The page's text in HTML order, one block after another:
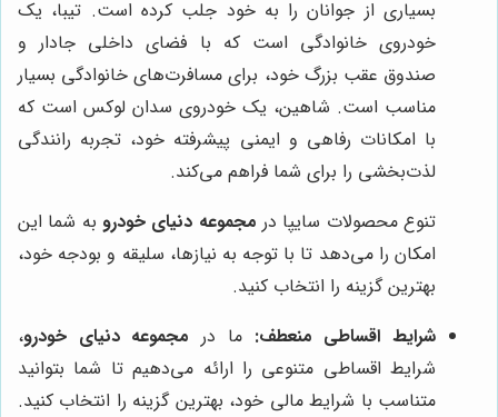
بسیاری از جوانان را به خود جلب کرده است. تیبا، یک
خودروی خانوادگی است که با فضای داخلی جادار و
صندوق عقب بزرگ خود، برای مسافرت‌های خانوادگی بسیار
مناسب است. شاهین، یک خودروی سدان لوکس است که
با امکانات رفاهی و ایمنی پیشرفته خود، تجربه رانندگی
لذت‌بخشی را برای شما فراهم می‌کند.
تنوع محصولات سایپا در مجموعه دنیای خودرو به شما این
امکان را می‌دهد تا با توجه به نیازها، سلیقه و بودجه خود،
بهترین گزینه را انتخاب کنید.
شرایط اقساطی منعطف: ما در مجموعه دنیای خودرو،
شرایط اقساطی متنوعی را ارائه می‌دهیم تا شما بتوانید
متناسب با شرایط مالی خود، بهترین گزینه را انتخاب کنید.